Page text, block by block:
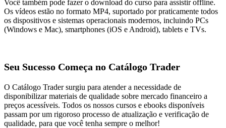
Você também pode fazer o download do curso para assistir offline.
Os vídeos estão no formato MP4, suportado por praticamente todos
os dispositivos e sistemas operacionais modernos, incluindo PCs
(Windows e Mac), smartphones (iOS e Android), tablets e TVs.
Seu Sucesso Começa no Catálogo Trader
O Catálogo Trader surgiu para atender a necessidade de
disponibilizar materiais de qualidade sobre mercado financeiro a
preços acessíveis. Todos os nossos cursos e ebooks disponíveis
passam por um rigoroso processo de atualização e verificação de
qualidade, para que você tenha sempre o melhor!